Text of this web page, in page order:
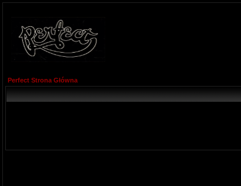
Perfect Strona Główna